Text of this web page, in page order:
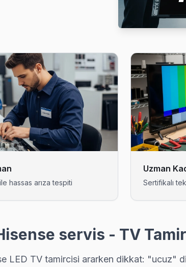
→
Hisense kullanıcılarına not: yağlı veya
→
TV servisinde şeffaf çalışıyoruz: hangi parçanın
→
Hisense TV servisi için kapıya kadar ücretsiz
hassas arıza tespiti
Uzman
Sertifikalı
servis - TV
LED TV tamircisi ararken dikkat: "ucuz"